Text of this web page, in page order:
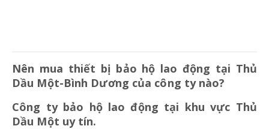
NÚT TAI CHỐNG ỒN
CHỤP TAI CHỐNG ỒN
Nên mua thiết bị bảo hộ lao động tại Thủ
Dầu Một-Bình Dương của công ty nào?
Công ty bảo hộ lao động tại khu vực Thủ
Dầu Một uy tín.